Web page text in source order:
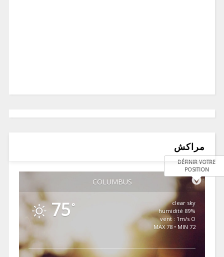
مراكش
COLUMBUS
DÉFINIR VOTRE
POSITION
75 °
clear sky
89% humidité
vent : 1m/s O
MAX 78 • MIN 72